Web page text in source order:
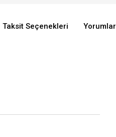
Taksit Seçenekleri Yorumlar